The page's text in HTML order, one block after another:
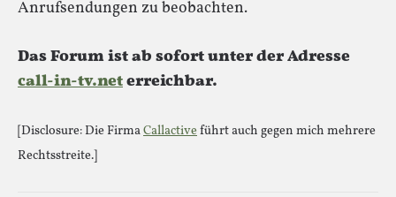
Anrufsendungen zu beobachten.
Das Forum ist ab sofort unter der Adresse
call-in-tv.neterreichbar.
[Disclosure: Die FirmaCallactiveführt auch gegen mich mehrere
Rechtsstreite.]